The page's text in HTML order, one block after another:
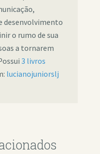
desenvolvimento
o rumo de sua
a tornarem
3 livros
lucianojuniorslj